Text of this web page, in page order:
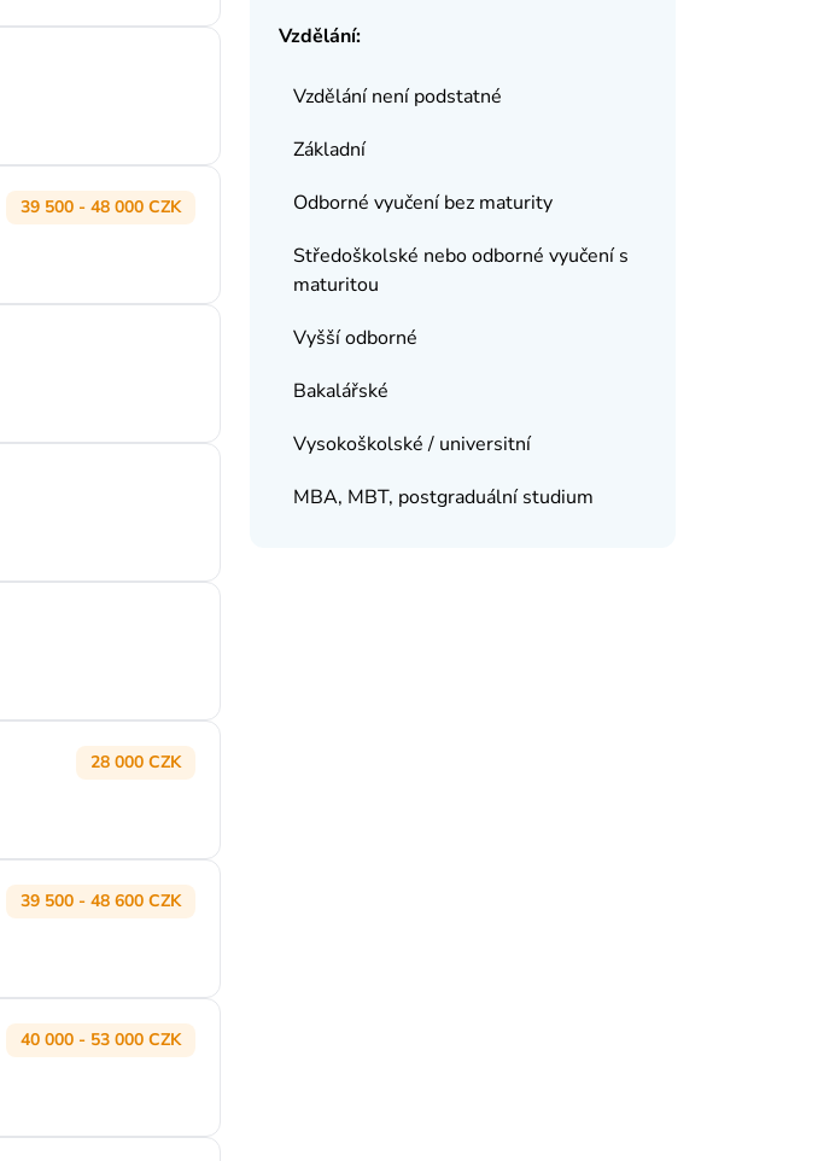
39 500 - 48 000 CZK
28 000 CZK
39 500 - 48 600 CZK
40 000 - 53 000 CZK
Vzdělání:
Vzdělání není podstatné
Základní
Odborné vyučení bez maturity
Středoškolské nebo odborné vyučení s
maturitou
Vyšší odborné
Bakalářské
Vysokoškolské / universitní
MBA, MBT, postgraduální studium